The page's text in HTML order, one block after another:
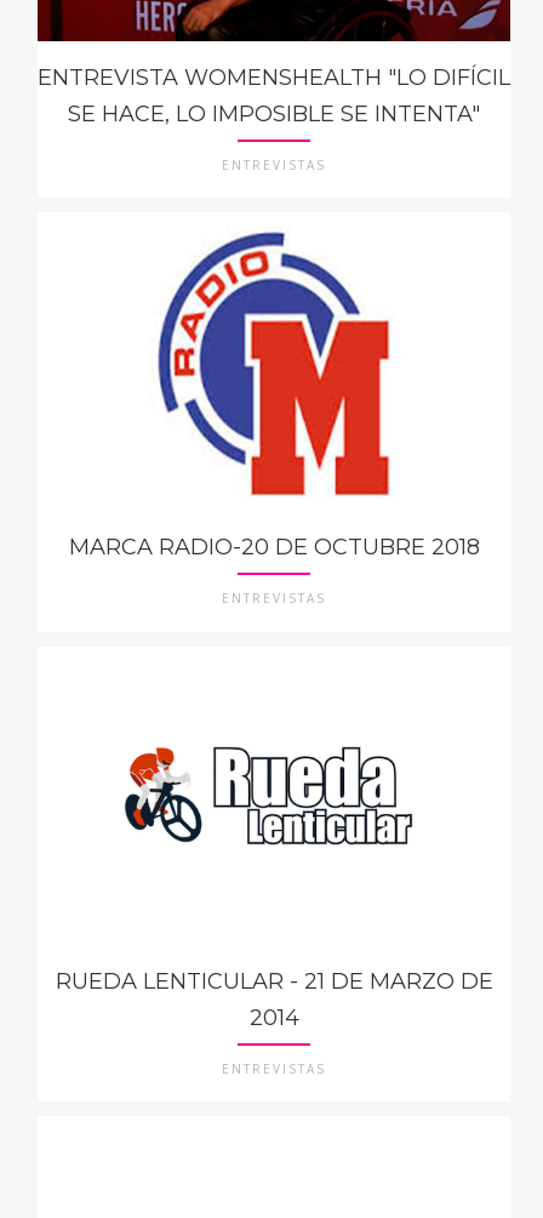
ENTREVISTA WOMENSHEALTH "LO DIFÍCIL
SE HACE, LO IMPOSIBLE SE INTENTA"
ENTREVISTAS
MARCA RADIO-20 DE OCTUBRE 2018
ENTREVISTAS
RUEDA LENTICULAR - 21 DE MARZO DE
2014
ENTREVISTAS